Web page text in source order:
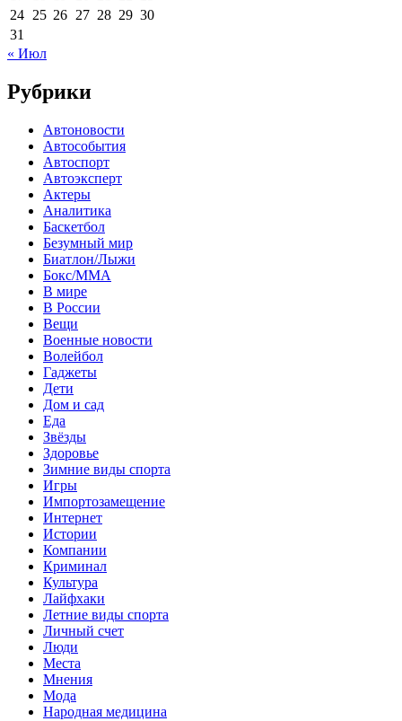
24 25 26 27 28 29 30
31
« Июл
Рубрики
Автоновости
Автособытия
Автоспорт
Автоэксперт
Актеры
Аналитика
Баскетбол
Безумный мир
Биатлон/Лыжи
Бокс/MMA
В мире
В России
Вещи
Военные новости
Волейбол
Гаджеты
Дети
Дом и сад
Еда
Звёзды
Здоровье
Зимние виды спорта
Игры
Импортозамещение
Интернет
Истории
Компании
Криминал
Культура
Лайфхаки
Летние виды спорта
Личный счет
Люди
Места
Мнения
Мода
Народная медицина